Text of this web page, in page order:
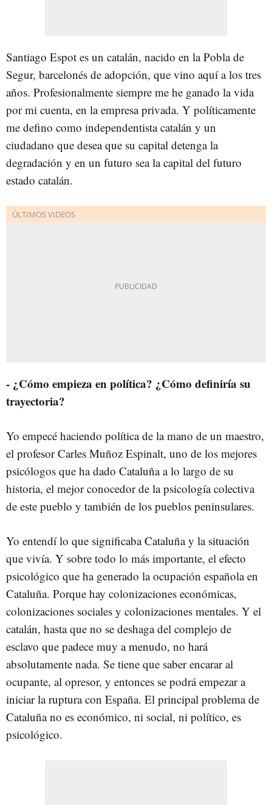
Santiago Espot es un catalán, nacido en la Pobla de
Segur, barcelonés de adopción, que vino aquí a los tres
años. Profesionalmente siempre me he ganado la vida
por mi cuenta, en la empresa privada. Y políticamente
me defino como independentista catalán y un
ciudadano que desea que su capital detenga la
degradación y en un futuro sea la capital del futuro
estado catalán.
- ¿Cómo empieza en política? ¿Cómo definiría su
trayectoria?
Yo empecé haciendo política de la mano de un maestro,
el profesor Carles Muñoz Espinalt, uno de los mejores
psicólogos que ha dado Cataluña a lo largo de su
historia, el mejor conocedor de la psicología colectiva
de este pueblo y también de los pueblos peninsulares.
Yo entendí lo que significaba Cataluña y la situación
que vivía. Y sobre todo lo más importante, el efecto
psicológico que ha generado la ocupación española en
Cataluña. Porque hay colonizaciones económicas,
colonizaciones sociales y colonizaciones mentales. Y el
catalán, hasta que no se deshaga del complejo de
esclavo que padece muy a menudo, no hará
absolutamente nada. Se tiene que saber encarar al
ocupante, al opresor, y entonces se podrá empezar a
iniciar la ruptura con España. El principal problema de
Cataluña no es económico, ni social, ni político, es
psicológico.